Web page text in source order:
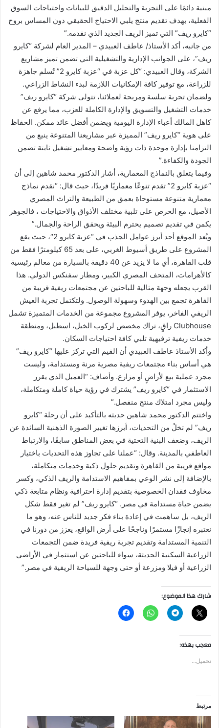
مبنية دائمًا على التجربة والتحليل الدقيق للبيانات واحتياجات السوق
الفعلية، بهدف تقديم منتج يلبي الاحتياج الحقيقي دون المساس بروح
“كايرو ريف” التي تميز الريف الجديد الذي نقدمه.”
من جانبه، أكد الأستاذ/ عاطف العبيدي – المدير العام لشركة “كايرو
ريف”، على الجوانب الإدارية والتشغيلية التي تضمن تميز مشاريع
الشركة، وقال العبيدي: “كل عزبة في “عزبة كايرو 2” تُسلم جاهزة
للزراعة، مع توفير كافة الإمكانيات اللازمة لبدء النشاط الزراعي.
ولضمان تجربة سلسة ومربحة لعملائنا، تتولى شركة “كايرو ريف”
خدمات التشغيل والتسويق والإدارة الكاملة للعزب، مما يرفع عن
كاهل المالك أعباء الإدارة اليومية ويضمن أفضل عائد ممكن. الحفاظ
على هوية “كايرو ريف” المميزة عبر مشاريعنا المتنوعة ينبع من
التزامنا بإدارة موحدة ذات رؤية واضحة ومعايير تشغيل ثابتة تضمن
الجودة والكفاءة.”
وفيما يتعلق بالنماذج المعمارية، أشار الدكتور محمد شاهين إلى أن
“عزبة كايرو 2” تقدم تنوعًا معماريًا فريدًا، حيث قال: “نقدم نماذج
معمارية متنوعة مستوحاة بعمق من الطبيعة والتراث المصري
الأصيل، مع الحرص على تلبية مختلف الأذواق والاحتياجات ، فالجوهر
يكمن في تقديم تصميم يحترم البيئة ويحقق الراحة والجمال.”
ويُعد الموقع أحد أبرز عوامل الجذب في “عزبة كايرو 2″، حيث يقع
المشروع على طريق أسيوط الغربي، على بعد 65 كيلومترًا فقط من
قلب القاهرة، أي ما لا يزيد عن 40 دقيقة بالسيارة من معالم رئيسية
كالأهرامات، المتحف المصري الكبير، ومطار سفنكس الدولي. هذا
القرب يجعله وجهة مثالية للباحثين عن مجتمعات ريفية قريبة من
القاهرة تجمع بين الهدوء وسهولة الوصول. ولتكتمل تجربة العيش
الريفي الفاخر، يوفر المشروع مجموعة من الخدمات المتميزة تشمل
Clubhouse راقٍ، تراك مخصص لركوب الخيل، اسطبل، ومنطقة
خدمات ريفية ترفيهية تلبي كافة احتياجات السكان.
وأكد الأستاذ عاطف العبيدي أن القيم التي تركز عليها “كايرو ريف”
هي أساس بناء مجتمعات ريفية مصرية مرنة ومستدامة، وليست
مجرد عملية بيع لأراضٍ أو مزارع. وأضاف: “العميل الذي يقرر
الاستثمار في “كايرو ريف” يشترك في رؤية حياة كاملة ومتكاملة،
وليس مجرد امتلاك منتج منفصل.”
واختتم الدكتور محمد شاهين حديثه بالتأكيد على أن رحلة “كايرو
ريف” لم تخلُ من التحديات، أبرزها تغيير الصورة الذهنية السائدة عن
الريف، وضعف البنية التحتية في بعض المناطق سابقًا، والارتباط
العاطفي بالمدينة. وقال: “عملنا على تجاوز هذه التحديات باختيار
مواقع قريبة من القاهرة وتقديم حلول ذكية وخدمات متكاملة،
بالإضافة إلى نشر الوعي بمفاهيم الاستدامة والريف الذكي، وكسر
مخاوف فقدان الخصوصية بتقديم إدارة احترافية ونظام متابعة ذكي
يضمن حياة مستدامة في مصر. “كايرو ريف” لم تغير فقط شكل
الريف، بل ساهمت في إعادة بناء فكر جديد للناس عنه، وهو ما
نعتبره إنجازًا مستمرًا وناجحًا على أرض الواقع، يعزز من دورنا في
التنمية المستدامة وتقديم تجربة ريفية فريدة ضمن التجمعات
الزراعية السكنية الحديثة، سواء للباحثين عن استثمار في الأراضي
الزراعية أو فيلا ومزرعة أو حتى وجهة للسياحة الريفية في مصر.”
شارك هذا الموضوع:
معجب بهذه:
تحميل...
مرتبط